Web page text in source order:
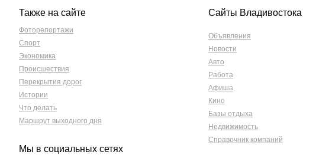
Также на сайте
Фоторепортажи
Спорт
Экономика
Происшествия
Перекрытия дорог
Истории
Что делать
Маршрут выходного дня
Мы в социальных сетях
Сайты Владивостока
Объявления
Новости
Авто
Работа
Афиша
Кино
Базы отдыха
Недвижимость
Справочник компаний